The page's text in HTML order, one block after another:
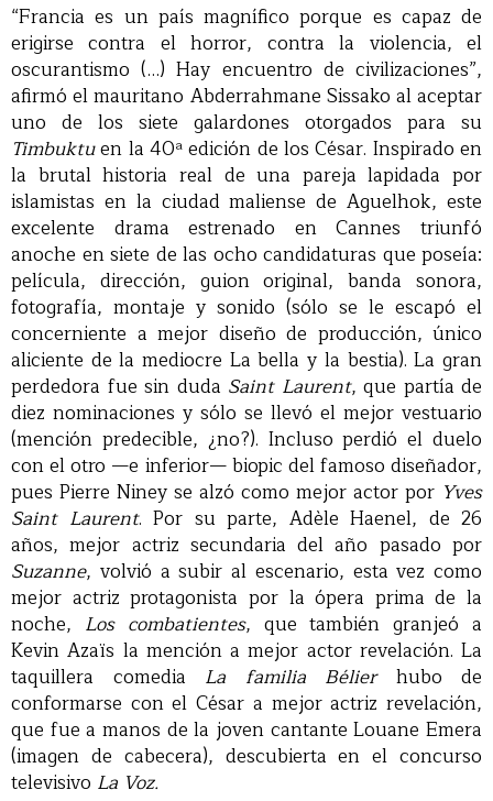
“Francia es un país magnífico porque es capaz de
erigirse contra el horror, contra la violencia, el
oscurantismo (…) Hay encuentro de civilizaciones”,
afirmó el mauritano Abderrahmane Sissako al aceptar
uno de los siete galardones otorgados para su
Timbuktuen la 40ª edición de los César. Inspirado en
la brutal historia real de una pareja lapidada por
islamistas en la ciudad maliense de Aguelhok, este
excelente drama estrenado en Cannes triunfó
anoche en siete de las ocho candidaturas que poseía:
película, dirección, guion original, banda sonora,
fotografía, montaje y sonido (sólo se le escapó el
concerniente a mejor diseño de producción, único
aliciente de la mediocre La bella y la bestia). La gran
perdedora fue sin duda Saint Laurent, que partía de
diez nominaciones y sólo se llevó el mejor vestuario
(mención predecible, ¿no?). Incluso perdió el duelo
con el otro —e inferior— biopic del famoso diseñador,
pues Pierre Niney se alzó como mejor actor por Yves
Saint Laurent. Por su parte, Adèle Haenel, de 26
años, mejor actriz secundaria del año pasado por
Suzanne, volvió a subir al escenario, esta vez como
mejor actriz protagonista por la ópera prima de la
noche, Los combatientes, que también granjeó a
Kevin Azaïs la mención a mejor actor revelación. La
taquillera comedia La familia Bélierhubo de
conformarse con el César a mejor actriz revelación,
que fue a manos de la joven cantante Louane Emera
(imagen de cabecera), descubierta en el concurso
televisivo La Voz.